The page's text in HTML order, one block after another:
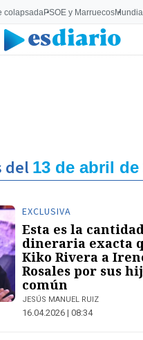
colapsadaPSOE y Marruecos
del 13 de abril de
EXCLUSIVA
Esta es la
dineraria exacta
Kiko Rivera a
Rosales por sus
común
JESÚS MANUEL RUIZ
16.04.2026 | 08:34